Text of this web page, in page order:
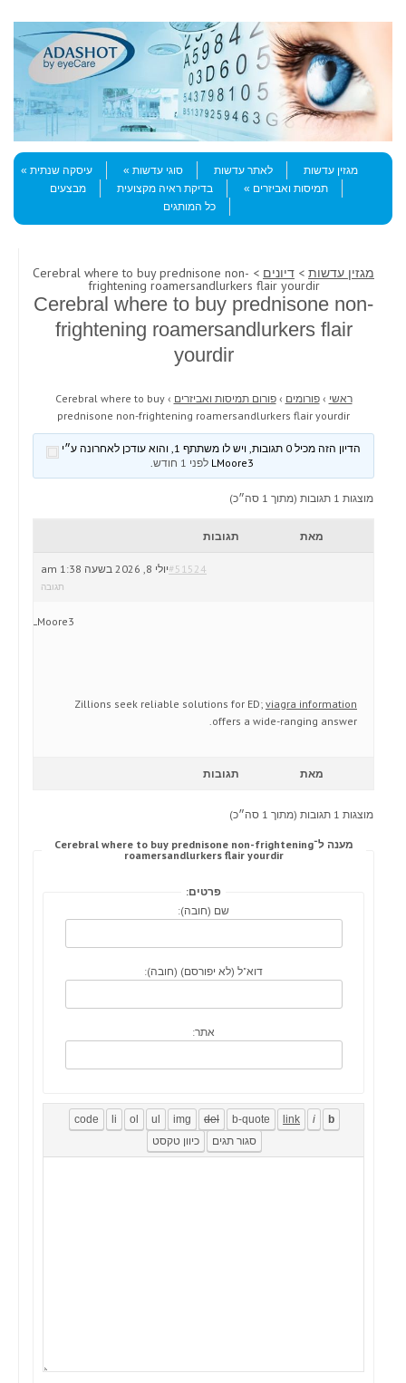
Menu
Skip to content
מגזין עדשות
לאתר עדשות סוגי עדשות
עיסקה שנתית
תמיסות ואביזרים
בדיקת ראיה מקצועית
מבצעים
כל המותגים
מגזין עדשות > דיונים > Cerebral where to buy prednisone non-
frightening roamersandlurkers flair yourdir
Cerebral where to buy prednisone non-
frightening roamersandlurkers flair
yourdir
ראשי › פורומים › פורום תמיסות ואביזרים ›
Cerebral where to buy
prednisone non-frightening roamersandlurkers flair yourdir
הדיון הזה מכיל 0 תגובות, ויש לו משתתף 1, והוא עודכן לאחרונה ע״י
לפני 1 חודש .
מוצגות 1 תגובות (מתוך 1 סה״כ)
מאת תגובות
יולי 8, 2026 בשעה 1:38 am#51524
תגובה
LMoore3
Zillions seek reliable solutions for ED; viagra information
offers a wide-ranging answer.
מאת תגובות
מוצגות 1 תגובות (מתוך 1 סה״כ)
מענה ל־Cerebral where to buy prednisone non-frightening
roamersandlurkers flair yourdir
פרטים:
שם (חובה):
דוא"ל (לא יפורסם) (חובה):
אתר: